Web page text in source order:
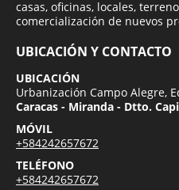
casas, oficinas, locales,
comercialización de nuevos
UBICACIÓN Y CONTACTO
UBICACIÓN
Urbanización Campo Alegre,
Caracas - Miranda - Dtto.
MÓVIL
+584242657672
TELÉFONO
+584242657672